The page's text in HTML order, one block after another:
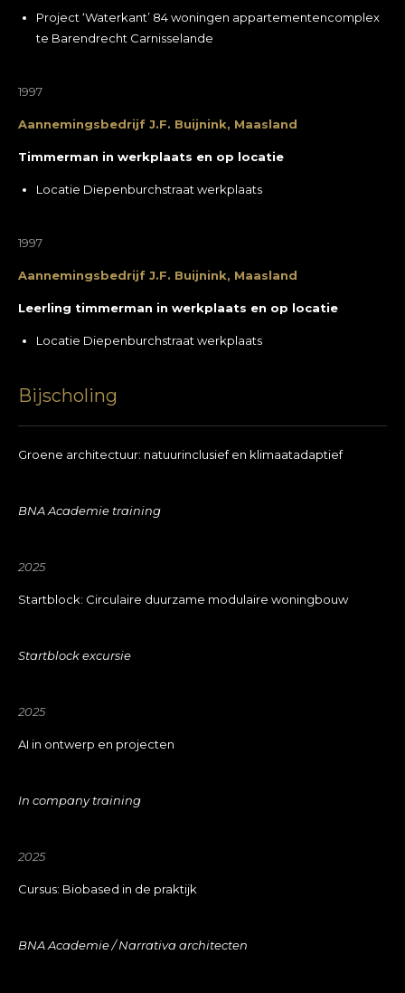
Project ‘Waterkant’ 84 woningen appartementencomplex
te Barendrecht Carnisselande
1997
Aannemingsbedrijf J.F. Buijnink, Maasland
Timmerman in werkplaats en op locatie
Locatie Diepenburchstraat werkplaats
1997
Aannemingsbedrijf J.F. Buijnink, Maasland
Leerling timmerman in werkplaats en op locatie
Locatie Diepenburchstraat werkplaats
Bijscholing
Groene architectuur: natuurinclusief en klimaatadaptief
BNA Academie training
2025
Startblock: Circulaire duurzame modulaire woningbouw
Startblock excursie
2025
AI in ontwerp en projecten
In company training
2025
Cursus: Biobased in de praktijk
BNA Academie / Narrativa architecten